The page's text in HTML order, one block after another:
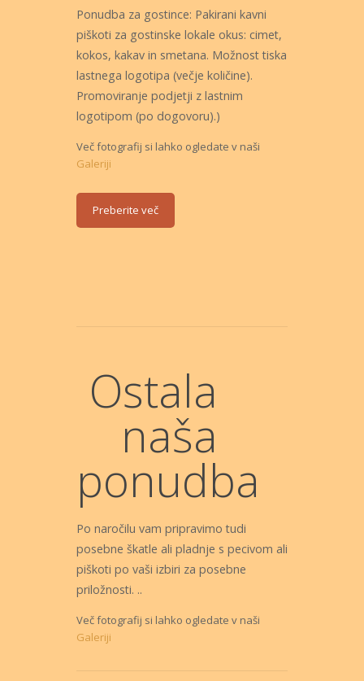
Ponudba za gostince: Pakirani kavni
piškoti za gostinske lokale okus: cimet,
kokos, kakav in smetana. Možnost tiska
lastnega logotipa (večje količine).
Promoviranje podjetji z lastnim
logotipom (po dogovoru).)
Več fotografij si lahko ogledate v naši
Galeriji
Preberite več
Ostala
naša
ponudba
Po naročilu vam pripravimo tudi
posebne škatle ali pladnje s pecivom ali
piškoti po vaši izbiri za posebne
priložnosti. ..
Več fotografij si lahko ogledate v naši
Galeriji